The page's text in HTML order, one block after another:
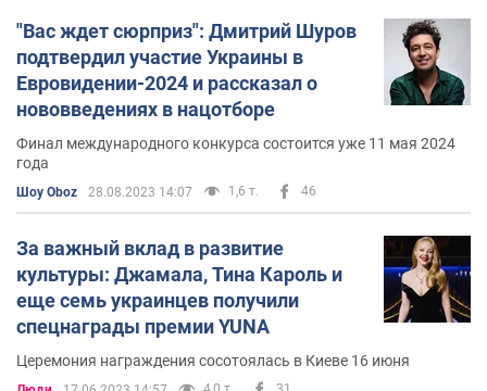
"Вас ждет сюрприз": Дмитрий Шуров
подтвердил участие Украины в
Евровидении-2024 и рассказал о
нововведениях в нацотборе
Финал международного конкурса состоится уже 11 мая 2024
года
Шоу Oboz 28.08.2023 14:07 1,6 т. 46
За важный вклад в развитие
культуры: Джамала, Тина Кароль и
еще семь украинцев получили
спецнаграды премии YUNA
Церемония награждения сосотоялась в Киеве 16 июня